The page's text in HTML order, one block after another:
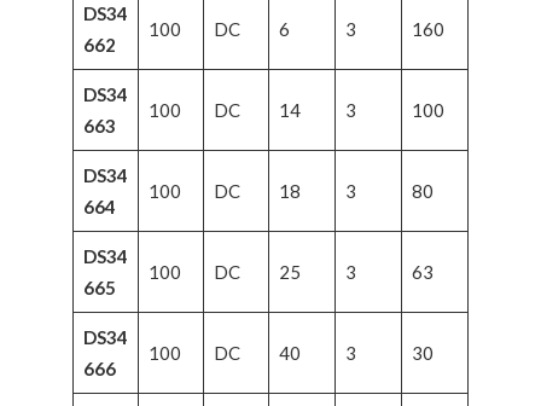
DS34
662
100 DC 6 3 160
DS34
663
100 DC 14 3 100
DS34
664
100 DC 18 3 80
DS34
665
100 DC 25 3 63
DS34
666
100 DC 40 3 30